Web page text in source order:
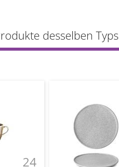
desselben Typs
24 6